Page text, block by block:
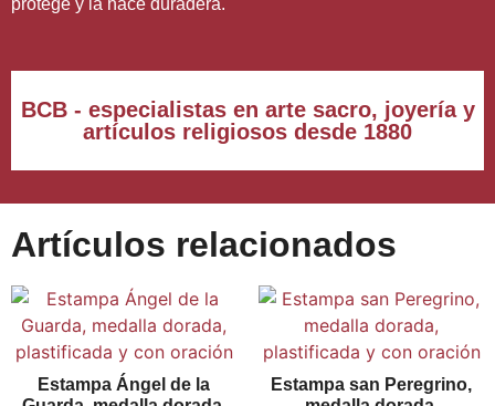
BCB - especialistas en arte sacro, joyería y
artículos religiosos desde 1880
Artículos relacionados
Estampa Ángel de la
Estampa san Peregrino,